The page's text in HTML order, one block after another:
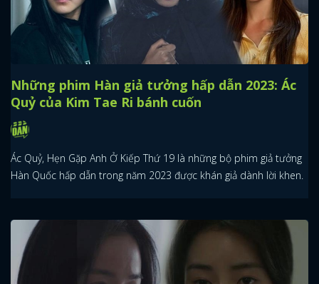
Những phim Hàn giả tưởng hấp dẫn 2023: Ác
Quỷ của Kim Tae Ri bánh cuốn
Ác Quỷ, Hẹn Gặp Anh Ở Kiếp Thứ 19 là những bộ phim giả tưởng
Hàn Quốc hấp dẫn trong năm 2023 được khán giả dành lời khen.